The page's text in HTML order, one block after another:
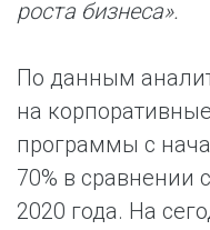
роста бизнеса».
По данным
на
программы с
70% в сравнении
2020 года. На